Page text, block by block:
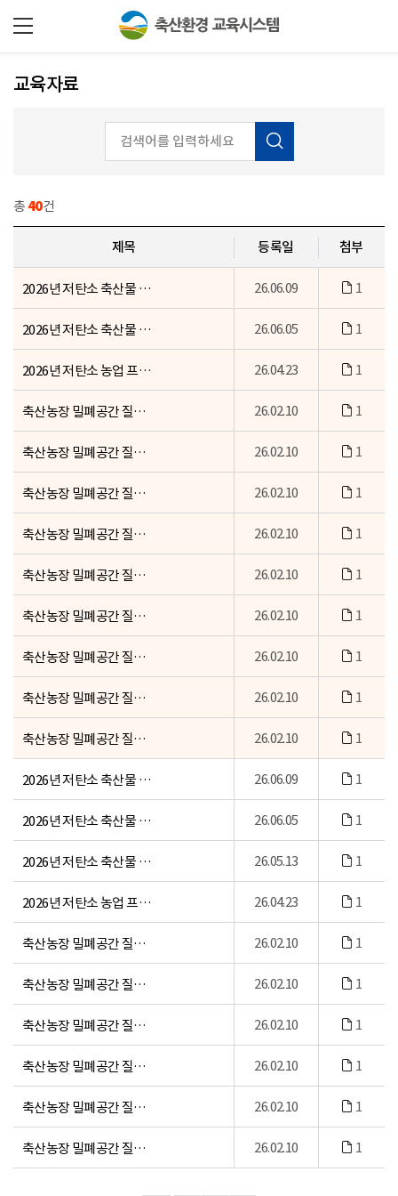
교육자료
총 40건
제목 등록일 첨부
2026년 저탄소 축산물 인증심사원 양성교육 자료(1~4일차) 26.06.09 1
2026년 저탄소 축산물 인증심사원 양성교육 교재 26.06.05 1
2026년 저탄소 농업 프로그램 교육자료 26.04.23 1
축산농장 밀폐공간 질식재해 예방 교육 콘텐츠 제공(우즈베키스탄어) 26.02.10 1
축산농장 밀폐공간 질식재해 예방 교육 콘텐츠 제공(인도네시아어) 26.02.10 1
축산농장 밀폐공간 질식재해 예방 교육 콘텐츠 제공(필리핀어) 26.02.10 1
축산농장 밀폐공간 질식재해 예방 교육 콘텐츠 제공(미얀마어) 26.02.10 1
축산농장 밀폐공간 질식재해 예방 교육 콘텐츠 제공(베트남어) 26.02.10 1
축산농장 밀폐공간 질식재해 예방 교육 콘텐츠 제공(태국어) 26.02.10 1
축산농장 밀폐공간 질식재해 예방 교육 콘텐츠 제공(캄보디아어) 26.02.10 1
축산농장 밀폐공간 질식재해 예방 교육 콘텐츠 제공(네팔어) 26.02.10 1
축산농장 밀폐공간 질식재해 예방 교육 콘텐츠 제공(한국어) 26.02.10 1
2026년 저탄소 축산물 인증심사원 양성교육 자료(1~4일차) 26.06.09 1
2026년 저탄소 축산물 인증심사원 양성교육 교재 26.06.05 1
2026년 저탄소 축산물 인증심사원 보수교육 교재 26.05.13 1
2026년 저탄소 농업 프로그램 교육자료 26.04.23 1
축산농장 밀폐공간 질식재해 예방 교육 콘텐츠 제공(우즈베키스탄어) 26.02.10 1
축산농장 밀폐공간 질식재해 예방 교육 콘텐츠 제공(인도네시아어) 26.02.10 1
축산농장 밀폐공간 질식재해 예방 교육 콘텐츠 제공(필리핀어) 26.02.10 1
축산농장 밀폐공간 질식재해 예방 교육 콘텐츠 제공(미얀마어) 26.02.10 1
축산농장 밀폐공간 질식재해 예방 교육 콘텐츠 제공(베트남어) 26.02.10 1
축산농장 밀폐공간 질식재해 예방 교육 콘텐츠 제공(태국어) 26.02.10 1